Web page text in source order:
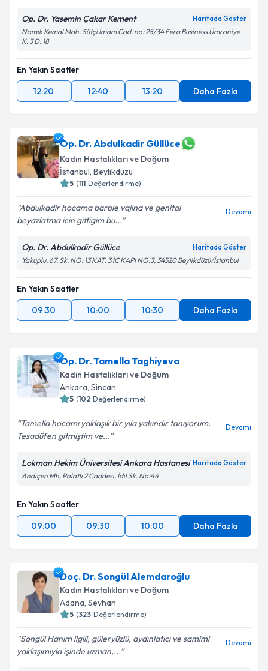
Op. Dr. Yasemin Çakar Kement Haritada Göster
Namık Kemal Mah. Sütçi İmam Cad. no: 28/34 Fera Business Ümraniye
K: 3 D: 18
En Yakın Saatler
12:20
12:40 13:20 Daha Fazla
Op. Dr. Abdulkadir Güllüce
Kadın Hastalıkları ve Doğum
İstanbul, Beylikdüzü
5 (111 Değerlendirme)
Abdulkadir hocama barbie vajina ve genital
beyazlatma icin gittigim bu...
Devamı
Op. Dr. Abdulkadir Güllüce Haritada Göster
Yakuplu, 67. Sk. NO: 13 KAT: 3 İC KAPI NO:3, 34520 Beylikdüzü/İstanbul
En Yakın Saatler
09:30
10:00 10:30 Daha Fazla
Op. Dr. Tamella Taghiyeva
Kadın Hastalıkları ve Doğum
Ankara, Sincan
5 (102 Değerlendirme)
Tamella hocamı yaklaşık bir yıla yakındır tanıyorum.
Tesadüfen gitmiştim ve...
Devamı
Lokman Hekim Üniversitesi Ankara Hastanesi Haritada Göster
Andiçen Mh, Polatlı 2 Caddesi, İdil Sk. No:44
En Yakın Saatler
09:00
09:30 10:00 Daha Fazla
Doç. Dr. Songül Alemdaroğlu
Kadın Hastalıkları ve Doğum
Adana, Seyhan
5 (323 Değerlendirme)
Songül Hanım ilgili, güleryüzlü, aydınlatıcı ve samimi
yaklaşımıyla işinde uzman,...
Devamı